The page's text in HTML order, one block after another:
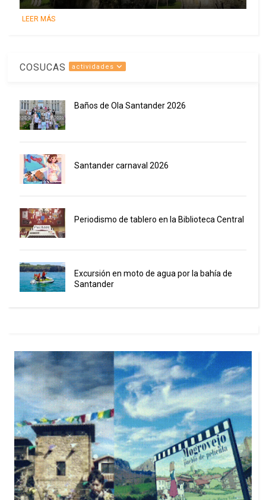
LEER MÁS
COSUCAS actividades
Baños de Ola Santander 2026
Santander carnaval 2026
Periodismo de tablero en la Biblioteca Central
Excursión en moto de agua por la bahía de
Santander